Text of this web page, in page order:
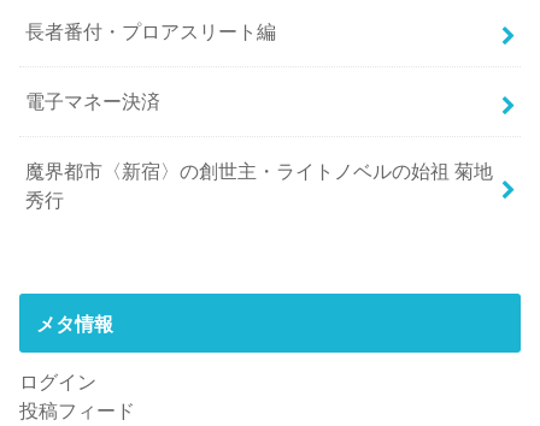
長者番付・プロアスリート編
電子マネー決済
魔界都市〈新宿〉の創世主・ライトノベルの始祖 菊地
秀行
メタ情報
ログイン
投稿フィード